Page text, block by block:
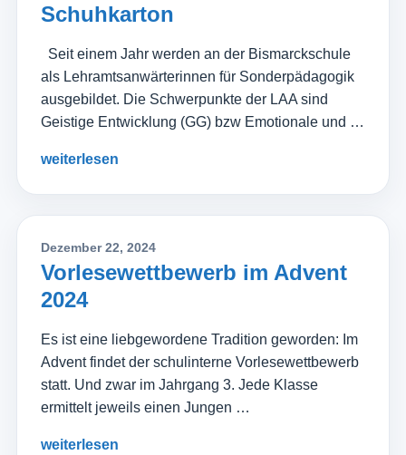
Schuhkarton
Seit einem Jahr werden an der Bismarckschule
als Lehramtsanwärterinnen für Sonderpädagogik
ausgebildet. Die Schwerpunkte der LAA sind
Geistige Entwicklung (GG) bzw Emotionale und …
weiterlesen
Dezember 22, 2024
Vorlesewettbewerb im Advent
2024
Es ist eine liebgewordene Tradition geworden: Im
Advent findet der schulinterne Vorlesewettbewerb
statt. Und zwar im Jahrgang 3. Jede Klasse
ermittelt jeweils einen Jungen …
weiterlesen